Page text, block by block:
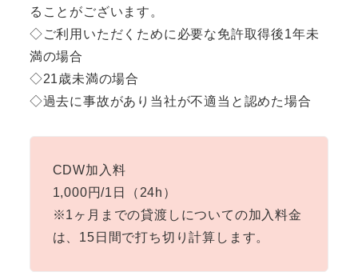
ることがございます。
◇ご利用いただくために必要な免許取得後1年未
満の場合
◇21歳未満の場合
◇過去に事故があり当社が不適当と認めた場合
CDW加入料
1,000円/1日（24h）
※1ヶ月までの貸渡しについての加入料金
は、15日間で打ち切り計算します。